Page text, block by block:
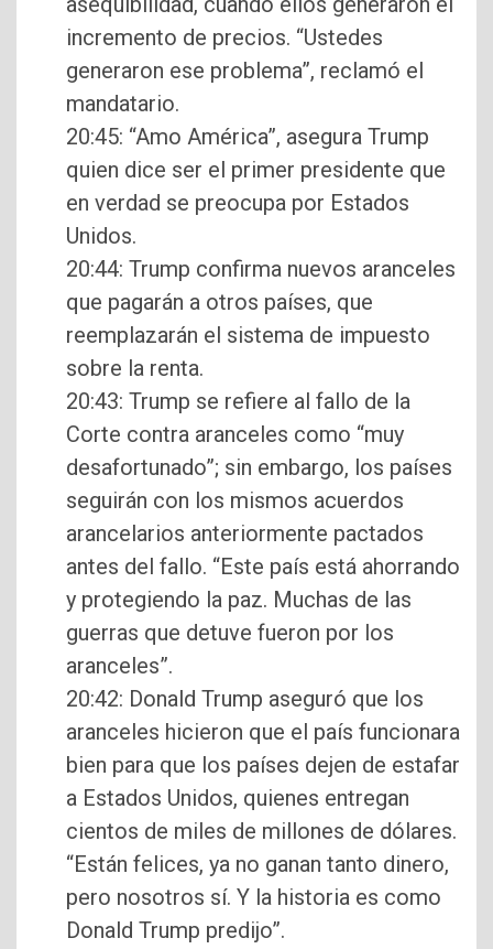
incremento de precios. “Ustedes
generaron ese problema”, reclamó el
mandatario.
20:45: “Amo América”, asegura Trump
quien dice ser el primer presidente que
en verdad se preocupa por Estados
Unidos.
20:44: Trump confirma nuevos aranceles
que pagarán a otros países, que
reemplazarán el sistema de impuesto
sobre la renta.
20:43: Trump se refiere al fallo de la
Corte contra aranceles como “muy
desafortunado”; sin embargo, los países
seguirán con los mismos acuerdos
arancelarios anteriormente pactados
antes del fallo. “Este país está ahorrando
y protegiendo la paz. Muchas de las
guerras que detuve fueron por los
aranceles”.
20:42: Donald Trump aseguró que los
aranceles hicieron que el país funcionara
bien para que los países dejen de estafar
a Estados Unidos, quienes entregan
cientos de miles de millones de dólares.
“Están felices, ya no ganan tanto dinero,
pero nosotros sí. Y la historia es como
Donald Trump predijo”.